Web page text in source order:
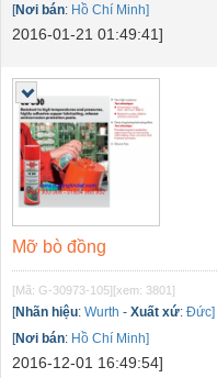
[Nơi bán: Hồ Chí Minh]
2016-01-21 01:49:41]
Mỡ bò đồng
[Mã: G-30973-105][xem: 3801]
[Nhãn hiệu: Wurth - Xuất xứ: Đức]
[Nơi bán: Hồ Chí Minh]
2016-12-01 16:49:54]